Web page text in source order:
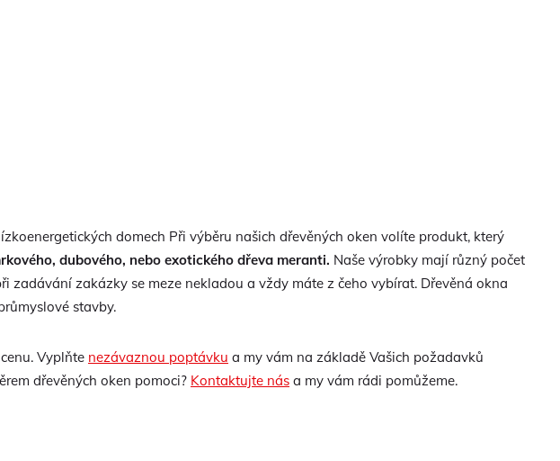
domech Při výběru našich dřevěných oken volíte produkt, který
dubového, nebo exotického dřeva meranti. Naše výrobky mají různý počet
zakázky se meze nekladou a vždy máte z čeho vybírat. Dřevěná okna
stavby.
Vyplňte nezávaznou poptávku a my vám na základě Vašich požadavků
dřevěných oken pomoci? Kontaktujte nás a my vám rádi pomůžeme.